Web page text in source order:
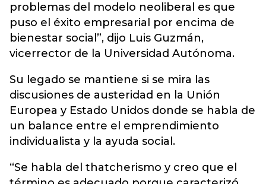
problemas del modelo neoliberal es que
puso el éxito empresarial por encima de
bienestar social”, dijo Luis Guzmán,
vicerrector de la Universidad Autónoma.
Su legado se mantiene si se mira las
discusiones de austeridad en la Unión
Europea y Estado Unidos donde se habla de
un balance entre el emprendimiento
individualista y la ayuda social.
“Se habla del thatcherismo y creo que el